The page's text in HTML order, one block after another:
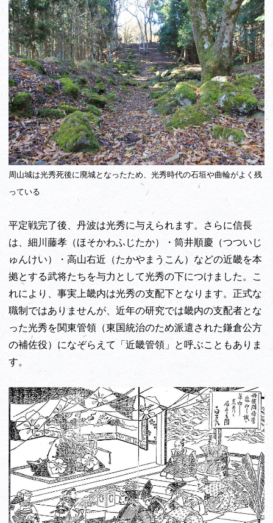
周山城は光秀死後に廃城となったため、光秀時代の石垣や曲輪がよく残
っている
平定戦完了後、丹波は光秀に与えられます。さらに信長
は、細川藤孝（ほそかわふじたか）・筒井順慶（つついじ
ゅんけい）・高山右近（たかやまうこん）などの近畿を本
拠とする武将たちを与力として光秀の下につけました。こ
れにより、事実上畿内は光秀の支配下となります。正式な
職制ではありませんが、近年の研究では畿内の支配者とな
った光秀を関東管領（東国統治のため派遣された鎌倉公方
の補佐役）になぞらえて「近畿管領」と呼ぶこともありま
す。